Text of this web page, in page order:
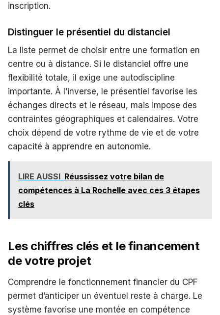
inscription.
Distinguer le présentiel du distanciel
La liste permet de choisir entre une formation en
centre ou à distance. Si le distanciel offre une
flexibilité totale, il exige une autodiscipline
importante. À l’inverse, le présentiel favorise les
échanges directs et le réseau, mais impose des
contraintes géographiques et calendaires. Votre
choix dépend de votre rythme de vie et de votre
capacité à apprendre en autonomie.
LIRE AUSSI Réussissez votre bilan de
compétences à La Rochelle avec ces 3 étapes
clés
Les chiffres clés et le financement
de votre projet
Comprendre le fonctionnement financier du CPF
permet d’anticiper un éventuel reste à charge. Le
système favorise une montée en compétence